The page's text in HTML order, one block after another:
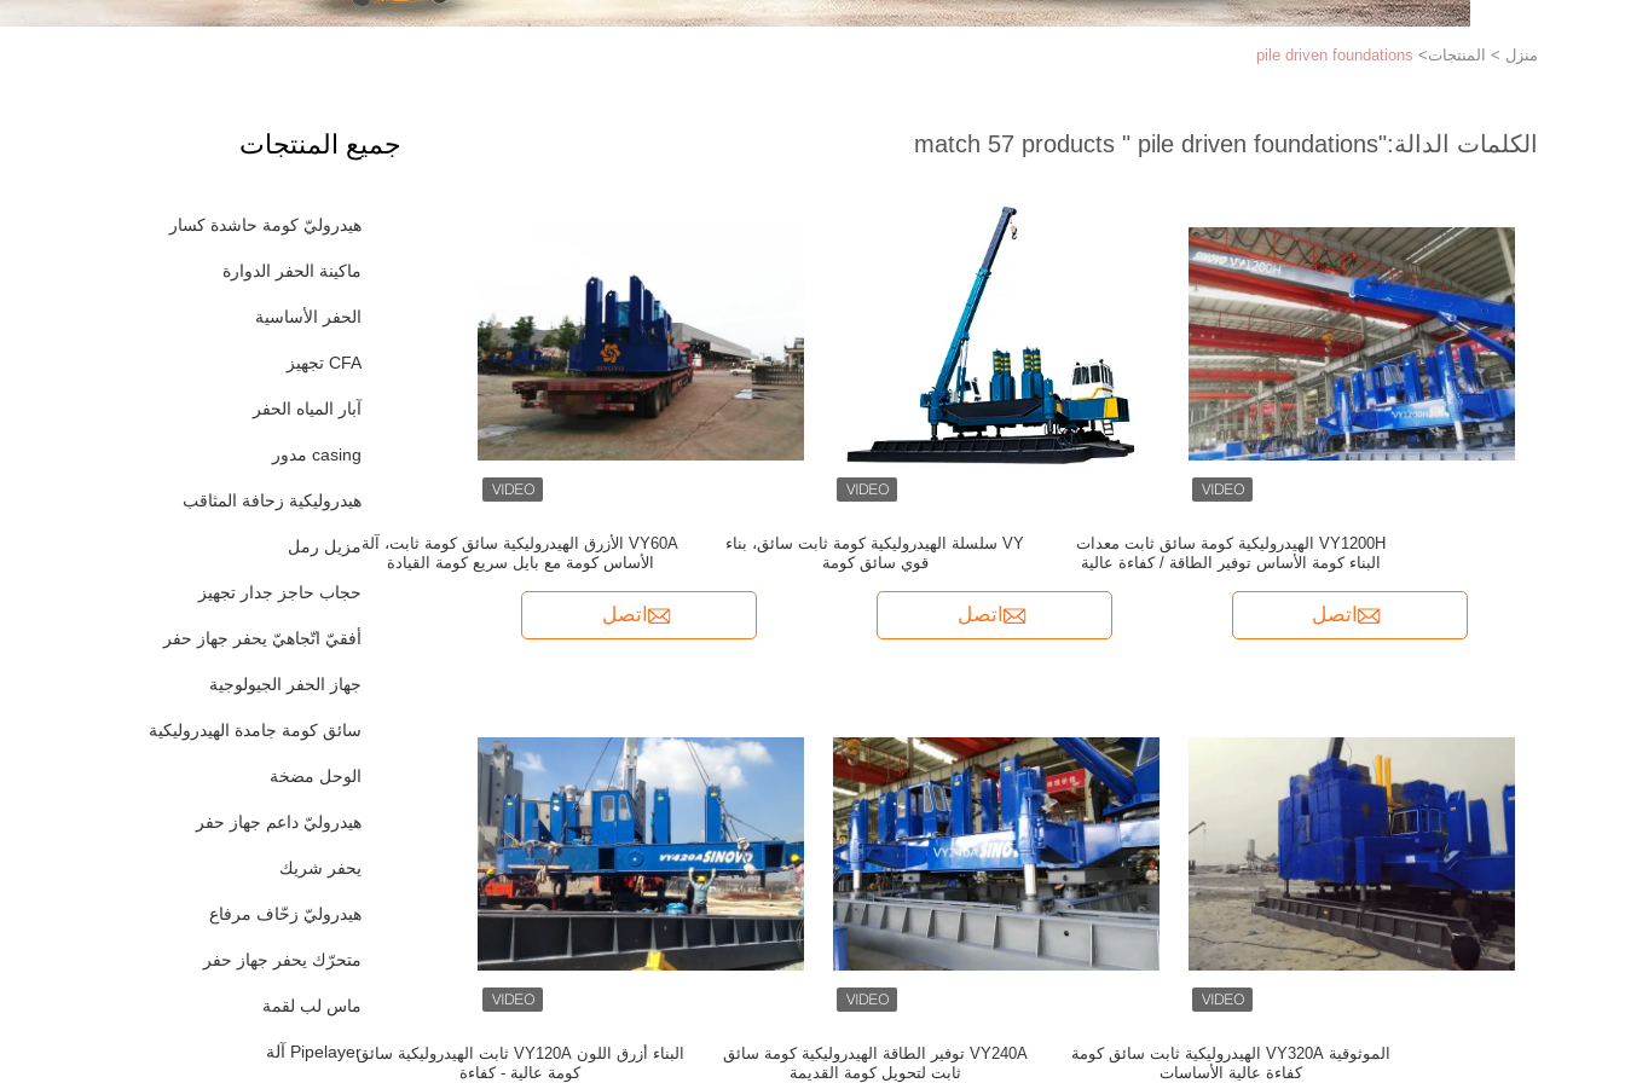
منزل > المنتجات>
pile driven foundations
جميع المنتجات
هيدروليّ كومة حاشدة كسار
ماكينة الحفر الدوارة
الحفر الأساسية
CFA تجهيز
آبار المياه الحفر
casing مدور
هيدروليكية زحافة المثاقب
مزيل رمل
حجاب حاجز جدار تجهيز
أفقيّ اتّجاهيّ يحفر جهاز حفر
جهاز الحفر الجيولوجية
سائق كومة جامدة الهيدروليكية
الوحل مضخة
هيدروليّ داعم جهاز حفر
يحفر شريك
هيدروليّ زحّاف مرفاع
متحرّك يحفر جهاز حفر
ماس لب لقمة
Pipelayer آلة
الكلمات الدالة:"pile driven foundations "
VY60A الأزرق الهيدروليكية سائق كومة ثابت، آلة
الأساس كومة مع بايل سريع كومة القيادة
اتصل
VY سلسلة الهيدروليكية كومة ثابت سائق، بناء
قوي سائق كومة
اتصل
VY1200H الهيدروليكية كومة سائق ثابت معدات
البناء كومة الأساس توفير الطاقة / كفاءة عالية
اتصل
البناء أزرق اللون VY120A ثابت الهيدروليكية سائق
كومة عالية - كفاءة
VY240A توفير الطاقة الهيدروليكية كومة سائق
ثابت لتحويل كومة القديمة
الموثوقية VY320A الهيدروليكية ثابت سائق كومة
كفاءة عالية الأساسات